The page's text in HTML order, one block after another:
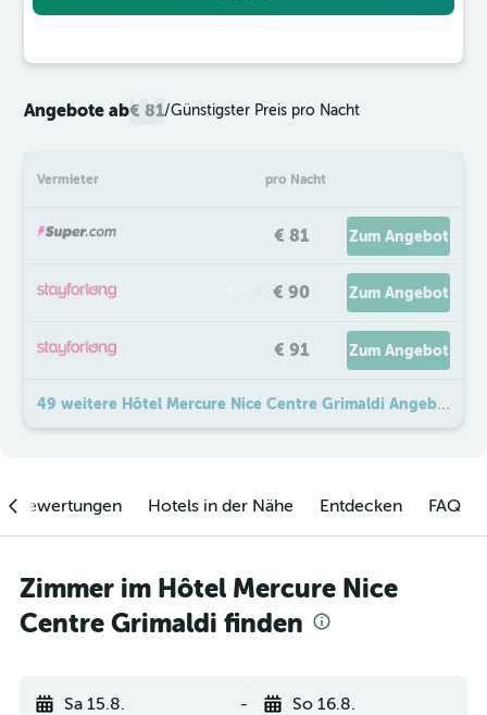
Angebote ab€ 81/Günstigster Preis pro Nacht
Vermieter pro Nacht
€ 81 Zum Angebot
€ 90 Zum Angebot
€ 91 Zum Angebot
49 weitere Hôtel Mercure Nice Centre Grimaldi Angebote
Hotels in der Nähe Entdecken FAQ
Zimmer im Hôtel Mercure Nice
Centre Grimaldi finden
Sa 15.8. - So 16.8.